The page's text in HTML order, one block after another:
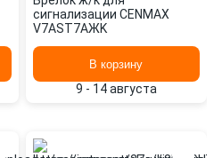
сигнализации CENMAX
V7AST7AЖK
В корзину
9 - 14 августа